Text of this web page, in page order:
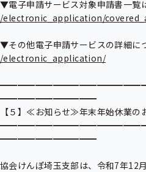
/electronic_application/
/electronic_application/
━━━━━━━━━━━
【５】≪お知らせ≫年末年始休業の
━━━━━━━━━━━
協会けんぽ埼玉支部は、令和7年12